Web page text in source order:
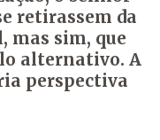
retirassem da
mas sim, que
alternativo. A
perspectiva